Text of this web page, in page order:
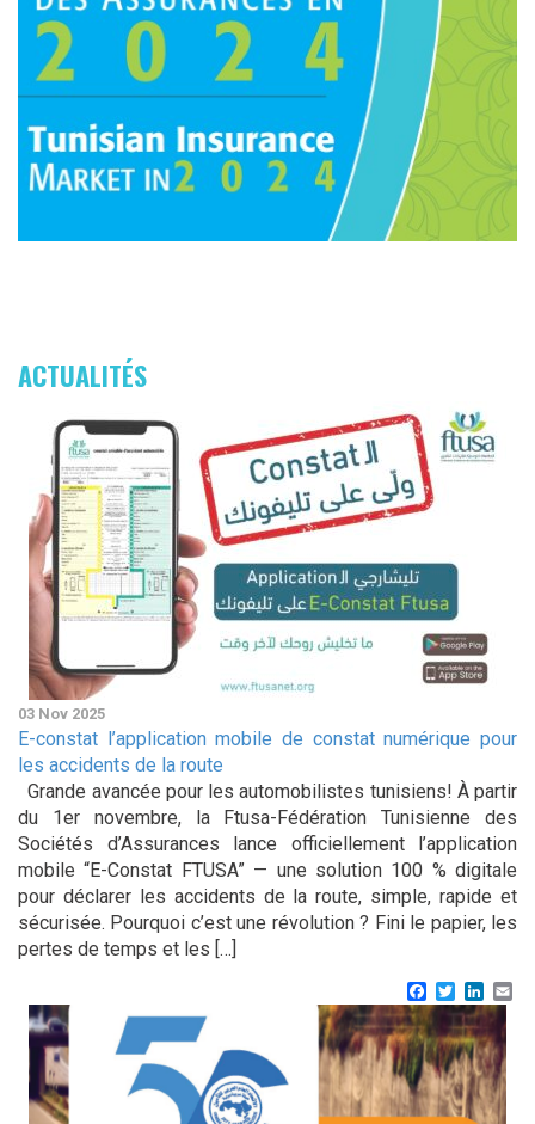
ACTUALITÉS
03 Nov 2025
E-constat l’application mobile de constat numérique pour
les accidents de la route
Grande avancée pour les automobilistes tunisiens! À partir
du 1er novembre, la Ftusa-Fédération Tunisienne des
Sociétés d’Assurances lance officiellement l’application
mobile “E-Constat FTUSA” — une solution 100 % digitale
pour déclarer les accidents de la route, simple, rapide et
sécurisée. Pourquoi c’est une révolution ? Fini le papier, les
pertes de temps et les […]
Facebook
Twitter